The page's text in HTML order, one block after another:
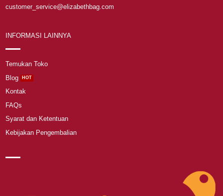
customer_service@elizabethbag.com
INFORMASI LAINNYA
Temukan Toko
Blog
Kontak
FAQs
Syarat dan Ketentuan
Kebijakan Pengembalian